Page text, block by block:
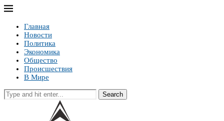
Главная
Новости
Политика
Экономика
Общество
Происшествия
В Мире
Search